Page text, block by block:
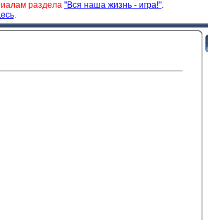
раздела "Вся наша жизнь - игра!".
.